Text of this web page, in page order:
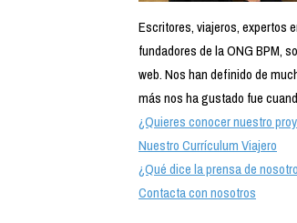
Escritores, viajeros, expertos
fundadores de la ONG BPM,
web. Nos han definido de
más nos ha gustado fue
¿Quieres conocer nuestro
Nuestro Currículum Viajero
¿Qué dice la prensa de
Contacta con nosotros